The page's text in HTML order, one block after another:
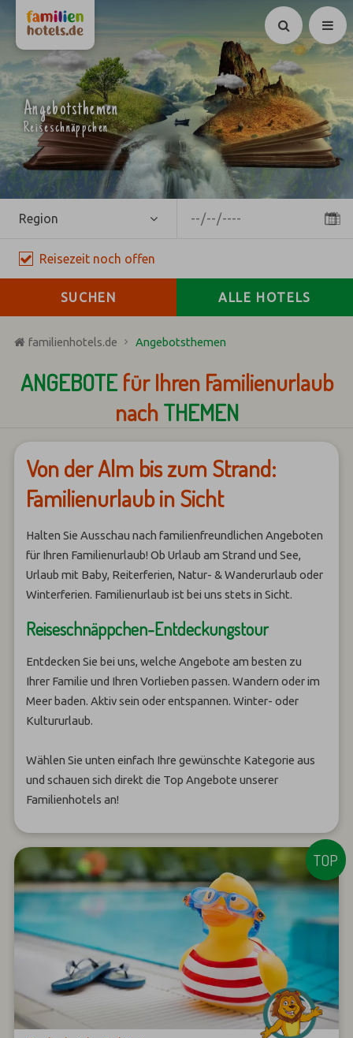
Suchen
Angebotsthemen
Reiseschnäppchen
Region
Reisezeit noch offen
SUCHEN ALLE HOTELS
familienhotels.de Angebotsthemen
ANGEBOTEfür Ihren Familienurlaub
nachTHEMEN
Von der Alm bis zum Strand:
Familienurlaub in Sicht
Halten Sie Ausschau nach familienfreundlichen Angeboten
für Ihren Familienurlaub! Ob Urlaub am Strand und See,
Urlaub mit Baby, Reiterferien, Natur- & Wanderurlaub oder
Winterferien. Familienurlaub ist bei uns stets in Sicht.
Reiseschnäppchen-Entdeckungstour
Entdecken Sie bei uns, welche Angebote am besten zu
Ihrer Familie und Ihren Vorlieben passen. Wandern oder im
Meer baden. Aktiv sein oder entspannen. Winter- oder
Kultururlaub.
Wählen Sie unten einfach Ihre gewünschte Kategorie aus
und schauen sich direkt die Top Angebote unserer
Familienhotels an!